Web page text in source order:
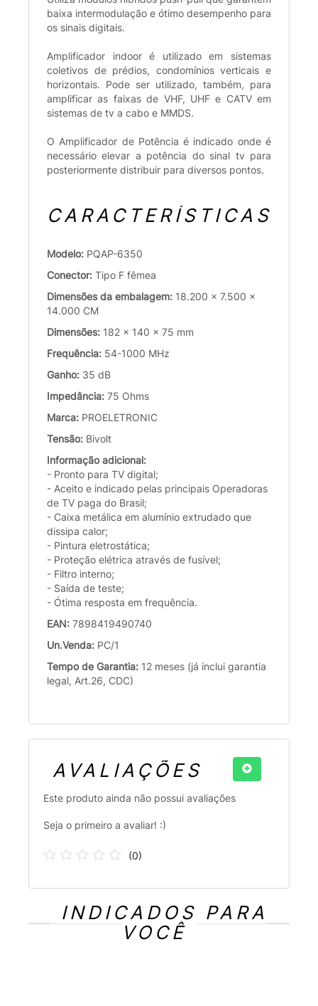
baixa intermodulação e ótimo desempenho para
os sinais digitais.
Amplificador indoor é utilizado em sistemas
coletivos de prédios, condomínios verticais e
horizontais. Pode ser utilizado, também, para
amplificar as faixas de VHF, UHF e CATV em
sistemas de tv a cabo e MMDS.
O Amplificador de Potência é indicado onde é
necessário elevar a potência do sinal tv para
posteriormente distribuir para diversos pontos.
CARACTERÍSTICAS
Modelo: PQAP-6350
Conector: Tipo F fêmea
Dimensões da embalagem: 18.200 x 7.500 x
14.000 CM
Dimensões: 182 x 140 x 75 mm
Frequência: 54-1000 MHz
Ganho: 35 dB
Impedância: 75 Ohms
Marca: PROELETRONIC
Tensão: Bivolt
Informação adicional:
- Pronto para TV digital;
- Aceito e indicado pelas principais Operadoras
de TV paga do Brasil;
- Caixa metálica em alumínio extrudado que
dissipa calor;
- Pintura eletrostática;
- Proteção elétrica através de fusível;
- Filtro interno;
- Saída de teste;
- Ótima resposta em frequência.
EAN: 7898419490740
Un.Venda: PC/1
Tempo de Garantia: 12 meses (já inclui garantia
legal, Art.26, CDC)
AVALIAÇÕES
Este produto ainda não possui avaliações
Seja o primeiro a avaliar! :)
(0)
INDICADOS PARA
VOCÊ